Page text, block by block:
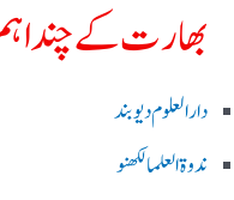
بھارت کے چند
دارالعلوم دیوبند
ندوۃالعلما لکھنو